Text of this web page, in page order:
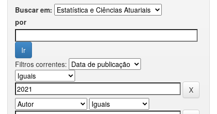
Buscar em:
por
Filtros correntes: